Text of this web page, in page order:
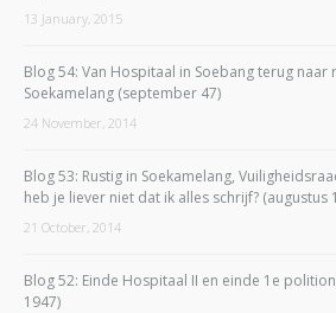
13 January, 2015
Blog 54: Van Hospitaal in Soebang terug
Soekamelang (september 47)
24 November, 2014
Blog 53: Rustig in Soekamelang,
heb je liever niet dat ik alles schrijf? (augustus
21 October, 2014
Blog 52: Einde Hospitaal II en einde 1e
1947)